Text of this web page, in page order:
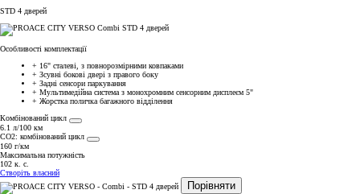
STD 4 дверей
Особливості комплектації
+ 16" сталеві, з повнорозмірними ковпаками
+ Зсувні бокові двері з правого боку
+ Задні сенсори паркування
+ Мультимедійна система з монохромним сенсорним дисплеєм 5"
+ Жорстка поличка багажного відділення
Комбінований цикл
6.1 л/100 км
СО2: комбінований цикл
160 г/км
Максимальна потужність
102 к. с.
Створіть власний
Порівняти